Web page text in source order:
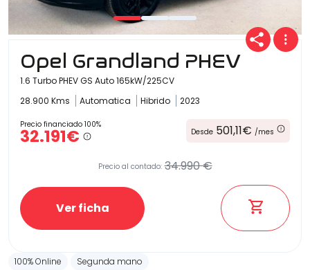
Opel Grandland PHEV
1.6 Turbo PHEV GS Auto 165kW/225CV
28.900 Kms
Automatica Hibrido 2023
Precio financiado 100%
32.191€ Desde 501,11€ /mes
Precio al contado: 34.990 €
Ver ficha
100% Online Segunda mano